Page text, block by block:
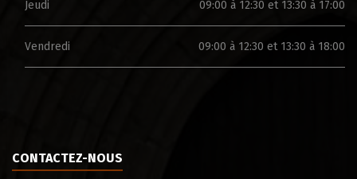
Jeudi 09:00 à 12:30 et 13:30 à 17:00
Vendredi 09:00 à 12:30 et 13:30 à 18:00
CONTACTEZ-NOUS